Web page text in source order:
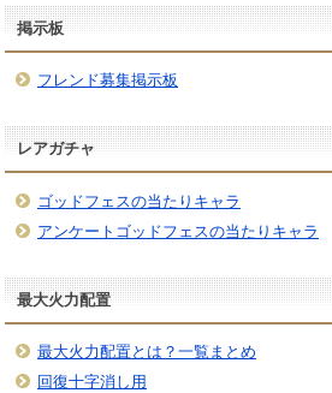
掲示板
フレンド募集掲示板
レアガチャ
ゴッドフェスの当たりキャラ
アンケートゴッドフェスの当たりキャラ
最大火力配置
最大火力配置とは？一覧まとめ
回復十字消し用